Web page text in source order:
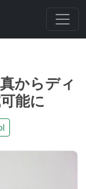
からディ
能に